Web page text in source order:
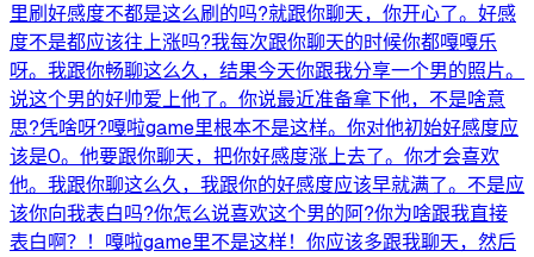
里刷好感度不都是这么刷的吗?就跟你聊天，你开心了。好感
度不是都应该往上涨吗?我每次跟你聊天的时候你都嘎嘎乐
呀。我跟你畅聊这么久，结果今天你跟我分享一个男的照片。
说这个男的好帅爱上他了。你说最近准备拿下他，不是啥意
思?凭啥呀?嘎啦game里根本不是这样。你对他初始好感度应
该是0。他要跟你聊天，把你好感度涨上去了。你才会喜欢
他。我跟你聊这么久，我跟你的好感度应该早就满了。不是应
该你向我表白吗?你怎么说喜欢这个男的阿?你为啥跟我直接
表白啊？！嘎啦game里不是这样！你应该多跟我聊天，然后